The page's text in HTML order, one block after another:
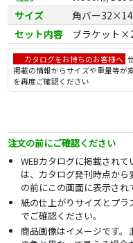
サイズ
角バー
セット内容
ブラケット
カタログをお持ちのお客様へ
掲載の情報からサイズや重量等が
を再度ご確認ください
注文の前にご確認ください
WEBカタログに掲載され
は、カタログ発刊時点か
の前にこの画面に表示され
紙の仕上がりサイズとプ
でご確認ください。
商品画像はイメージです